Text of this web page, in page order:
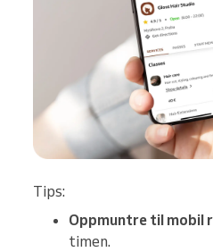
Tips:
Oppmuntre til mobil
timen.